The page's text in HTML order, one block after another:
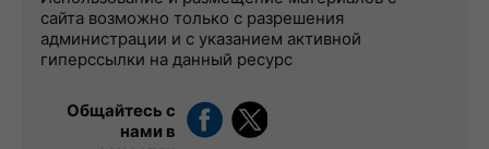
сайта возможно только с разрешения
администрации и с указанием активной
гиперссылки на данный ресурс
Общайтесь с
нами в